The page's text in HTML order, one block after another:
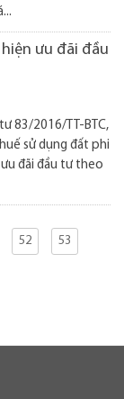
ưu đãi đầu
83/2016/TT-BTC,
sử dụng đất phi
đãi đầu tư theo
52
53